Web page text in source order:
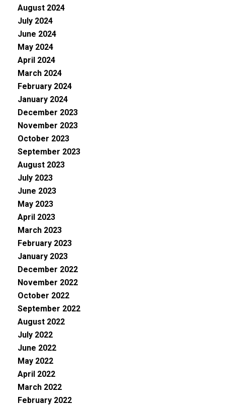
August 2024
July 2024
June 2024
May 2024
April 2024
March 2024
February 2024
January 2024
December 2023
November 2023
October 2023
September 2023
August 2023
July 2023
June 2023
May 2023
April 2023
March 2023
February 2023
January 2023
December 2022
November 2022
October 2022
September 2022
August 2022
July 2022
June 2022
May 2022
April 2022
March 2022
February 2022